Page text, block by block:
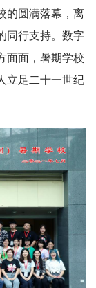
的圆满落幕，离
同行支持。数字
面面，暑期学校
立足二十一世纪